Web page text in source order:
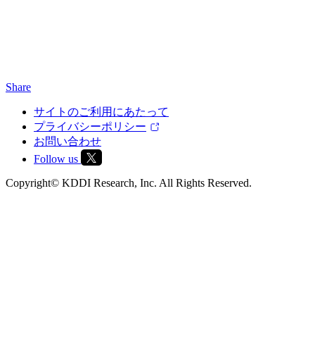
Share
サイトのご利用にあたって
プライバシーポリシー
お問い合わせ
Follow us
Copyright© KDDI Research, Inc. All Rights Reserved.